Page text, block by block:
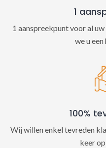
1
1 aanspreekpunt voor al
we u
100%
Wij willen enkel tevreden
keer